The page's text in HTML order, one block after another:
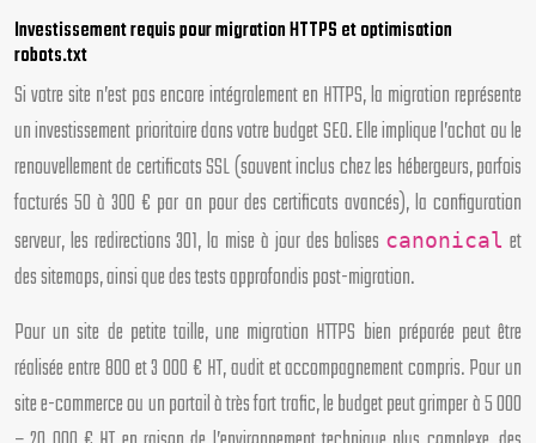
Investissement requis pour migration HTTPS et optimisation
robots.txt
Si votre site n’est pas encore intégralement en HTTPS, la migration représente
un investissement prioritaire dans votre budget SEO. Elle implique l’achat ou le
renouvellement de certificats SSL (souvent inclus chez les hébergeurs, parfois
facturés 50 à 300 € par an pour des certificats avancés), la configuration
serveur, les redirections 301, la mise à jour des balises canonical et
des sitemaps, ainsi que des tests approfondis post-migration.
Pour un site de petite taille, une migration HTTPS bien préparée peut être
réalisée entre 800 et 3 000 € HT, audit et accompagnement compris. Pour un
site e-commerce ou un portail à très fort trafic, le budget peut grimper à 5 000